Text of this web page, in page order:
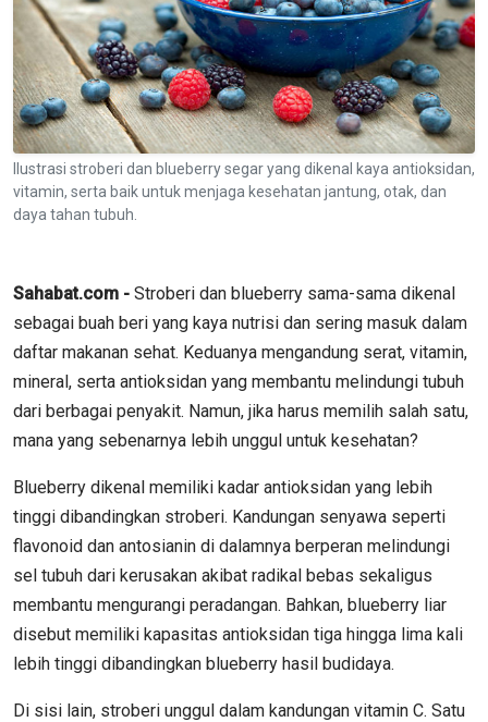
Ilustrasi stroberi dan blueberry segar yang dikenal kaya antioksidan,
vitamin, serta baik untuk menjaga kesehatan jantung, otak, dan
daya tahan tubuh.
Sahabat.com - Stroberi dan blueberry sama-sama dikenal
sebagai buah beri yang kaya nutrisi dan sering masuk dalam
daftar makanan sehat. Keduanya mengandung serat, vitamin,
mineral, serta antioksidan yang membantu melindungi tubuh
dari berbagai penyakit. Namun, jika harus memilih salah satu,
mana yang sebenarnya lebih unggul untuk kesehatan?
Blueberry dikenal memiliki kadar antioksidan yang lebih
tinggi dibandingkan stroberi. Kandungan senyawa seperti
flavonoid dan antosianin di dalamnya berperan melindungi
sel tubuh dari kerusakan akibat radikal bebas sekaligus
membantu mengurangi peradangan. Bahkan, blueberry liar
disebut memiliki kapasitas antioksidan tiga hingga lima kali
lebih tinggi dibandingkan blueberry hasil budidaya.
Di sisi lain, stroberi unggul dalam kandungan vitamin C. Satu